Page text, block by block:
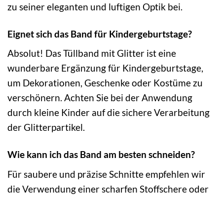
zu seiner eleganten und luftigen Optik bei.
Eignet sich das Band für Kindergeburtstage?
Absolut! Das Tüllband mit Glitter ist eine
wunderbare Ergänzung für Kindergeburtstage,
um Dekorationen, Geschenke oder Kostüme zu
verschönern. Achten Sie bei der Anwendung
durch kleine Kinder auf die sichere Verarbeitung
der Glitterpartikel.
Wie kann ich das Band am besten schneiden?
Für saubere und präzise Schnitte empfehlen wir
die Verwendung einer scharfen Stoffschere oder